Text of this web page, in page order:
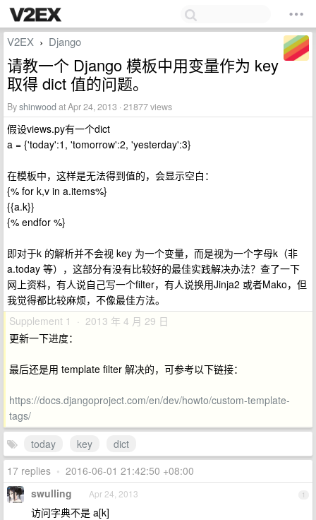
V2EX › Django
请教一个 Django 模板中用变量作为 key
取得 dict 值的问题。
Byshinwood at Apr 24, 2013 · 21877 views
假设views.py有一个dict
a = {'today':1, 'tomorrow':2, 'yesterday':3}
在模板中，这样是无法得到值的，会显示空白：
{% for k,v in a.items%}
{{a.k}}
{% endfor %}
即对于k 的解析并不会视 key 为一个变量，而是视为一个字母k（非
a.today 等），这部分有没有比较好的最佳实践解决办法？查了一下
网上资料，有人说自己写一个filter，有人说换用Jinja2 或者Mako，但
我觉得都比较麻烦，不像最佳方法。
Supplement 1 · 2013 年 4 月 29 日
更新一下进度：
最后还是用 template filter 解决的，可参考以下链接：
https://docs.djangoproject.com/en/dev/howto/custom-template-
tags/
today
key
dict
17 replies • 2016-06-01 21:42:50 +08:00
1
swulling Apr 24, 2013
访问字典不是 a[k]